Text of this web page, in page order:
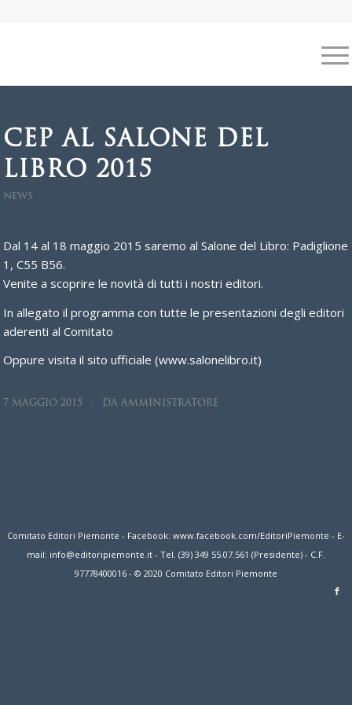
CEP AL SALONE DEL
LIBRO 2015
NEWS
Dal 14 al 18 maggio 2015 saremo al Salone del Libro: Padiglione
1, C55 B56.
Venite a scoprire le novità di tutti i nostri editori.
In allegato il programma con tutte le presentazioni degli editori
aderenti al Comitato
Oppure visita il sito ufficiale (www.salonelibro.it)
7 MAGGIO 2015 / DAAMMINISTRATORE
Comitato Editori Piemonte - Facebook: www.facebook.com/EditoriPiemonte - E-
mail: info@editoripiemonte.it - Tel. (39) 349 55.07.561 (Presidente) - C.F.
97778400016 - © 2020 Comitato Editori Piemonte